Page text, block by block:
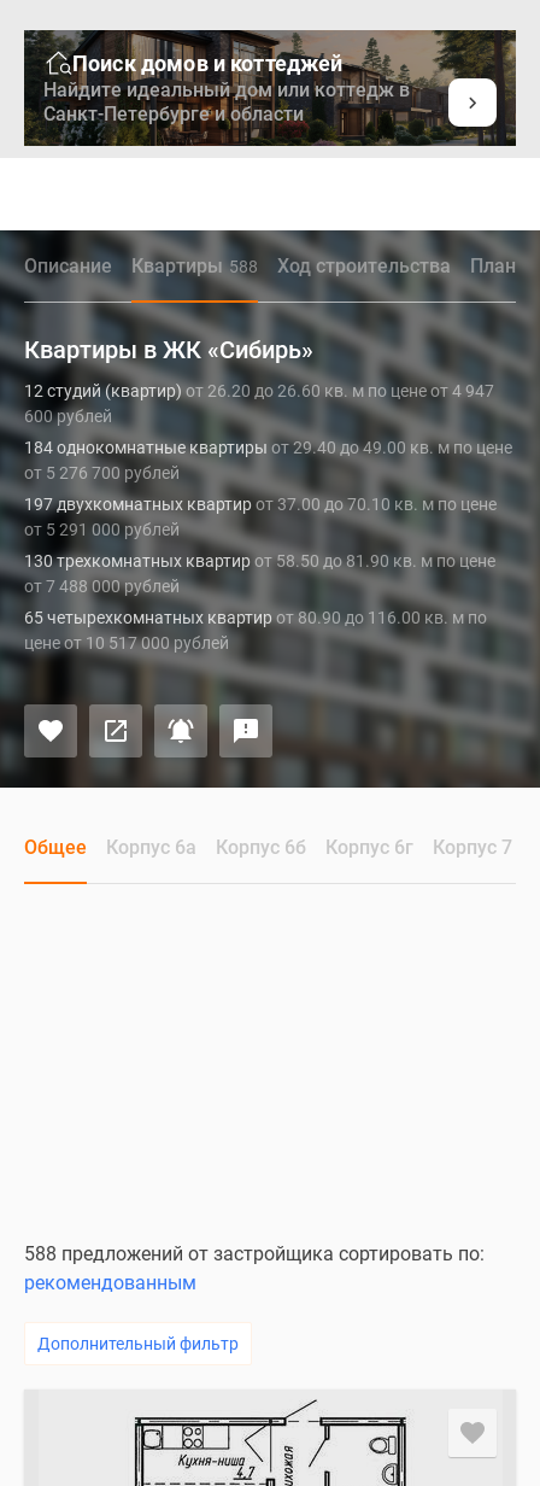
Поиск домов и коттеджей
Найдите идеальный дом или коттедж в
Санкт-Петербурге и области
Описание Квартиры 588 Ход строительства
Квартиры в ЖК «Сибирь»
12 студий (квартир) от 26.20 до 26.60 кв. м по цене от 4 947
600 рублей
184 однокомнатные квартиры от 29.40 до 49.00 кв. м по цене
от 5 276 700 рублей
197 двухкомнатных квартирот 37.00 до 70.10 кв. м по цене
от 5 291 000 рублей
130 трехкомнатных квартир от 58.50 до 81.90 кв. м по цене
от 7 488 000 рублей
65 четырехкомнатных квартирот 80.90 до 116.00 кв. м по
цене от 10 517 000 рублей
Общее Корпус 6а Корпус 6б Корпус 6г Корпус 7
588 предложений от застройщика сортировать по:
рекомендованным
Дополнительный фильтр